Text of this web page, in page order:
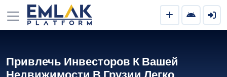
Привлечь Инвесторов К Вашей